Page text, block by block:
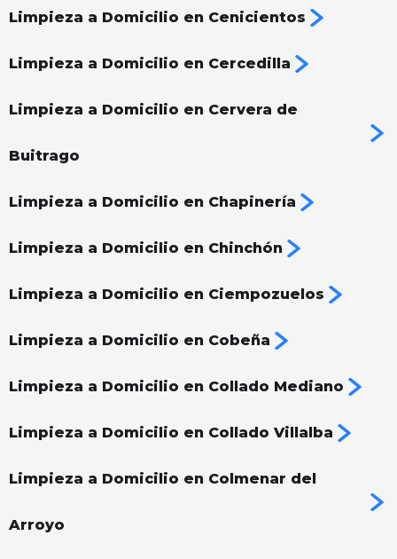
Limpieza a Domicilio en Cenicientos
Limpieza a Domicilio en Cercedilla
Limpieza a Domicilio en Cervera de
Buitrago
Limpieza a Domicilio en Chapinería
Limpieza a Domicilio en Chinchón
Limpieza a Domicilio en Ciempozuelos
Limpieza a Domicilio en Cobeña
Limpieza a Domicilio en Collado Mediano
Limpieza a Domicilio en Collado Villalba
Limpieza a Domicilio en Colmenar del
Arroyo